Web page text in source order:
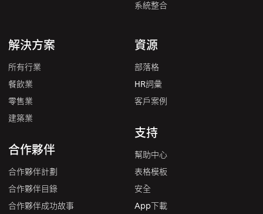
系統整合
解決方案
所有行業
餐飲業
零售業
建築業
合作夥伴
合作夥伴計劃
合作夥伴目錄
合作夥伴成功故事
資源
部落格
HR詞彙
客戶案例
支持
幫助中心
表格模板
安全
App下載